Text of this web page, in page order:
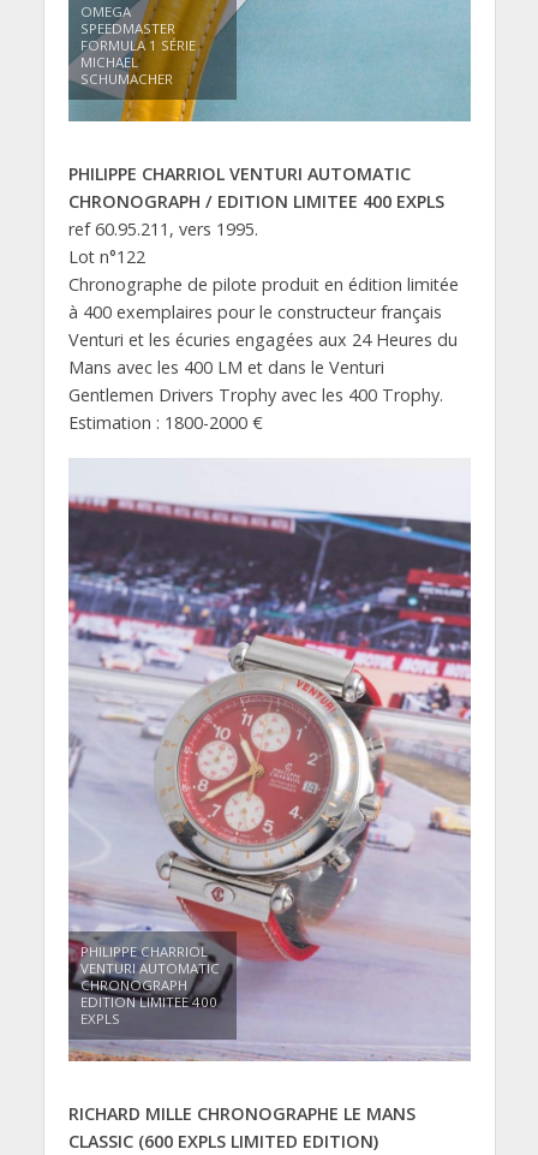
OMEGA
SPEEDMASTER
FORMULA 1 SÉRIE
MICHAEL
SCHUMACHER
PHILIPPE CHARRIOL VENTURI AUTOMATIC
CHRONOGRAPH / EDITION LIMITEE 400 EXPLS
ref 60.95.211, vers 1995.
Lot n°122
Chronographe de pilote produit en édition limitée
à 400 exemplaires pour le constructeur français
Venturi et les écuries engagées aux 24 Heures du
Mans avec les 400 LM et dans le Venturi
Gentlemen Drivers Trophy avec les 400 Trophy.
Estimation : 1800-2000 €
PHILIPPE CHARRIOL
VENTURI AUTOMATIC
CHRONOGRAPH
EDITION LIMITEE 400
EXPLS
RICHARD MILLE CHRONOGRAPHE LE MANS
CLASSIC (600 EXPLS LIMITED EDITION)